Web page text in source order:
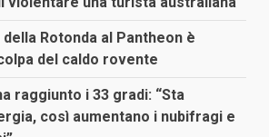
Rotonda al Pantheon è
del caldo rovente
raggiunto i 33 gradi: “Sta
così aumentano i nubifragi e